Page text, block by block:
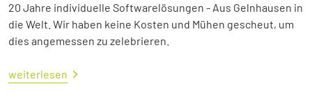
20 Jahre individuelle Softwarelösungen - Aus Gelnhausen in
die Welt. Wir haben keine Kosten und Mühen gescheut, um
dies angemessen zu zelebrieren.
weiterlesen